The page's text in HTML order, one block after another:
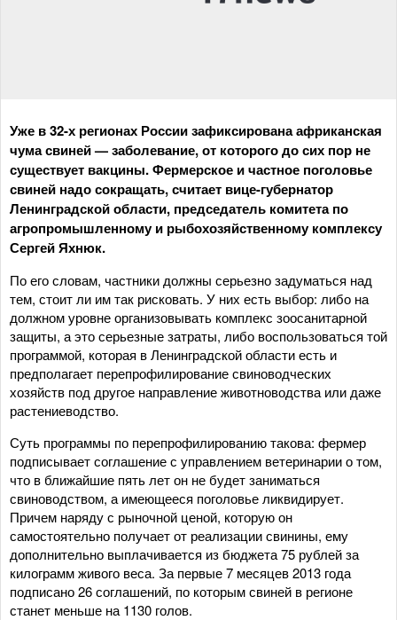
Уже в 32-х регионах России зафиксирована африканская
чума свиней — заболевание, от которого до сих пор не
существует вакцины. Фермерское и частное поголовье
свиней надо сокращать, считает вице-губернатор
Ленинградской области, председатель комитета по
агропромышленному и рыбохозяйственному комплексу
Сергей Яхнюк.
По его словам, частники должны серьезно задуматься над
тем, стоит ли им так рисковать. У них есть выбор: либо на
должном уровне организовывать комплекс зоосанитарной
защиты, а это серьезные затраты, либо воспользоваться той
программой, которая в Ленинградской области есть и
предполагает перепрофилирование свиноводческих
хозяйств под другое направление животноводства или даже
растениеводство.
Суть программы по перепрофилированию такова: фермер
подписывает соглашение с управлением ветеринарии о том,
что в ближайшие пять лет он не будет заниматься
свиноводством, а имеющееся поголовье ликвидирует.
Причем наряду с рыночной ценой, которую он
самостоятельно получает от реализации свинины, ему
дополнительно выплачивается из бюджета 75 рублей за
килограмм живого веса. За первые 7 месяцев 2013 года
подписано 26 соглашений, по которым свиней в регионе
станет меньше на 1130 голов.